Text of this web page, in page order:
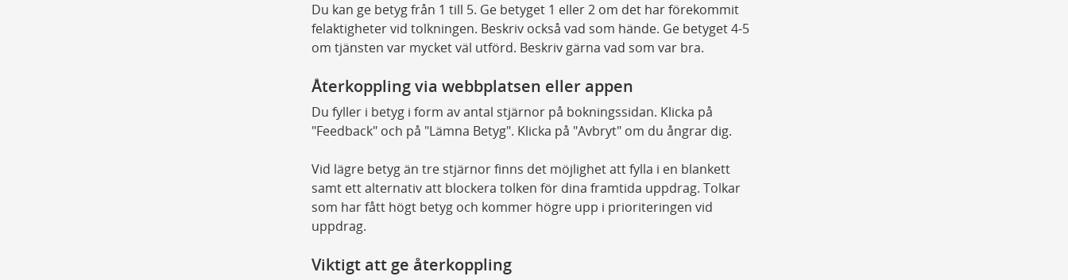
Du kan ge betyg från 1 till 5. Ge betyget 1 eller 2 om det har förekommit
felaktigheter vid tolkningen. Beskriv också vad som hände. Ge betyget 4-5
om tjänsten var mycket väl utförd. Beskriv gärna vad som var bra.
Återkoppling via webbplatsen eller appen
Du fyller i betyg i form av antal stjärnor på bokningssidan. Klicka på
"Feedback" och på "Lämna Betyg". Klicka på "Avbryt" om du ångrar dig.
Vid lägre betyg än tre stjärnor finns det möjlighet att fylla i en blankett
samt ett alternativ att blockera tolken för dina framtida uppdrag. Tolkar
som har fått högt betyg och kommer högre upp i prioriteringen vid
uppdrag.
Viktigt att ge återkoppling